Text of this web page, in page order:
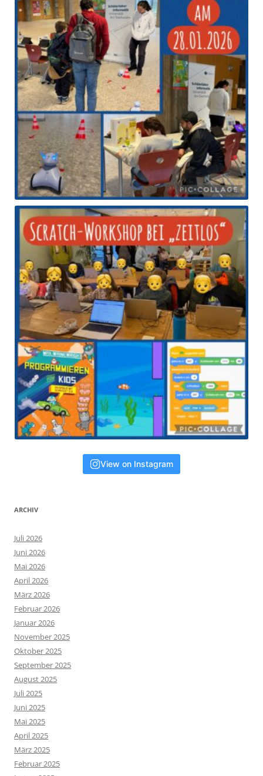
View on Instagram
ARCHIV
Juli 2026
Juni 2026
Mai 2026
April 2026
März 2026
Februar 2026
Januar 2026
November 2025
Oktober 2025
September 2025
August 2025
Juli 2025
Juni 2025
Mai 2025
April 2025
März 2025
Februar 2025